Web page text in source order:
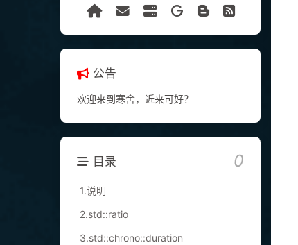
公告
欢迎来到寒舍，近来可好？
目录 0
1.说明
2.std::ratio
3.std::chrono::duration